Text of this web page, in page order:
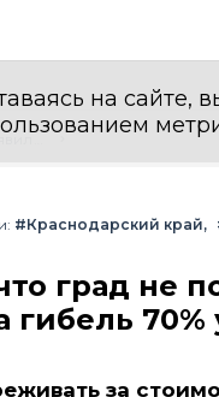
на сайте,
урожая в одном хозяйстве
#Краснодарский край
град не
гибель
за